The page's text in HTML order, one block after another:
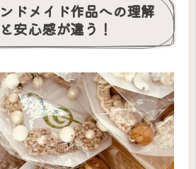
ドメイド作品への理解
安心感が違う！